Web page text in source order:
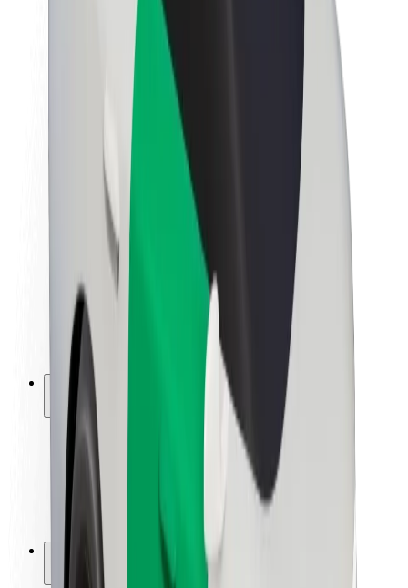
Informazioni Su Bolt
Sostenibilità in Bolt
Project Zero
Sala stampa
Linee guida del marchio
Missione
Relazioni con gli investitori
Leadership
Marca
Media
Fondo Urban
Sicurezza
Viaggia in sicurezza
Guida in sicurezza
Vai in sicurezza
Laboratorio sulla Sicurezza